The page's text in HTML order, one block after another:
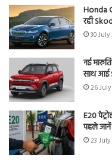
Honda
रही
30
नई
साथ आई
26
E20
पहले
23 July